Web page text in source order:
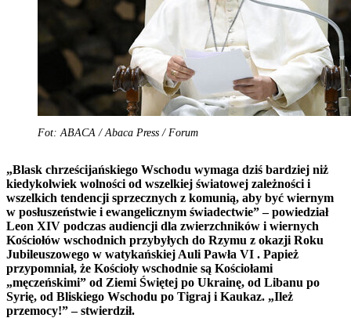
Fot: ABACA / Abaca Press / Forum
„Blask chrześcijańskiego Wschodu wymaga dziś bardziej niż
kiedykolwiek wolności od wszelkiej światowej zależności i
wszelkich tendencji sprzecznych z komunią, aby być wiernym
w posłuszeństwie i ewangelicznym świadectwie” – powiedział
Leon XIV podczas audiencji dla zwierzchników i wiernych
Kościołów wschodnich przybyłych do Rzymu z okazji Roku
Jubileuszowego w watykańskiej Auli Pawła VI . Papież
przypomniał, że Kościoły wschodnie są Kościołami
„męczeńskimi” od Ziemi Świętej po Ukrainę, od Libanu po
Syrię, od Bliskiego Wschodu po Tigraj i Kaukaz. „Ileż
przemocy!” – stwierdził.